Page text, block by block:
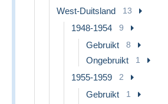
West-Duitsland 13
1948-1954 9
Gebruikt 8
Ongebruikt 1
1955-1959 2
Gebruikt 1